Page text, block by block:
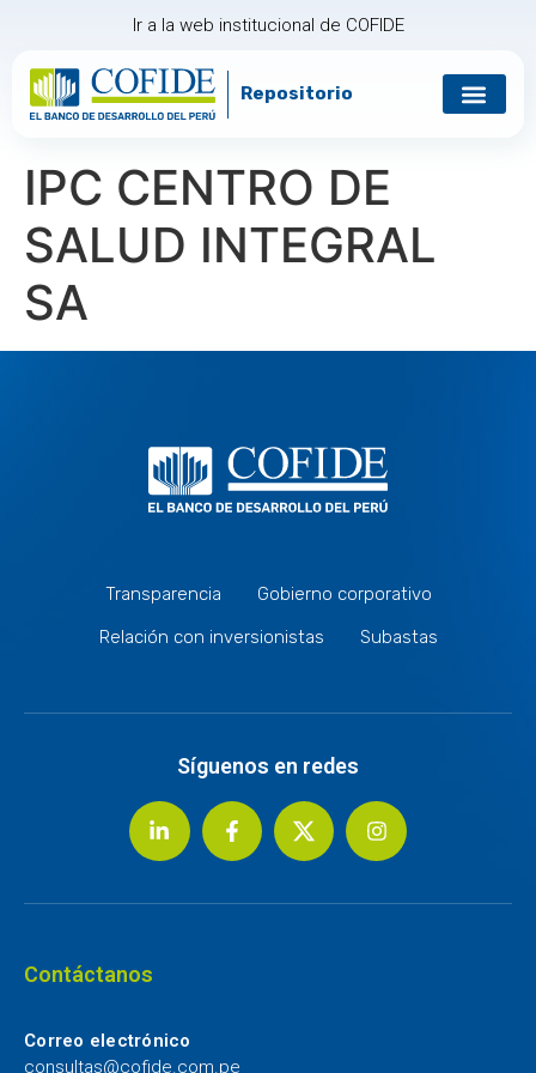
Ir a la web institucional de COFIDE
Repositorio
IPC CENTRO DE
SALUD INTEGRAL
SA
Transparencia
Gobierno corporativo
Relación con inversionistas
Subastas
Síguenos en redes
Contáctanos
Correo electrónico
consultas@cofide.com.pe